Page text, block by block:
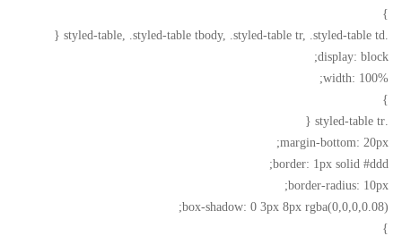
}
.styled-table, .styled-table tbody, .styled-table tr, .styled-table td {
display: block;
width: 100%;
}
.styled-table tr {
margin-bottom: 20px;
border: 1px solid #ddd;
border-radius: 10px;
box-shadow: 0 3px 8px rgba(0,0,0,0.08);
}